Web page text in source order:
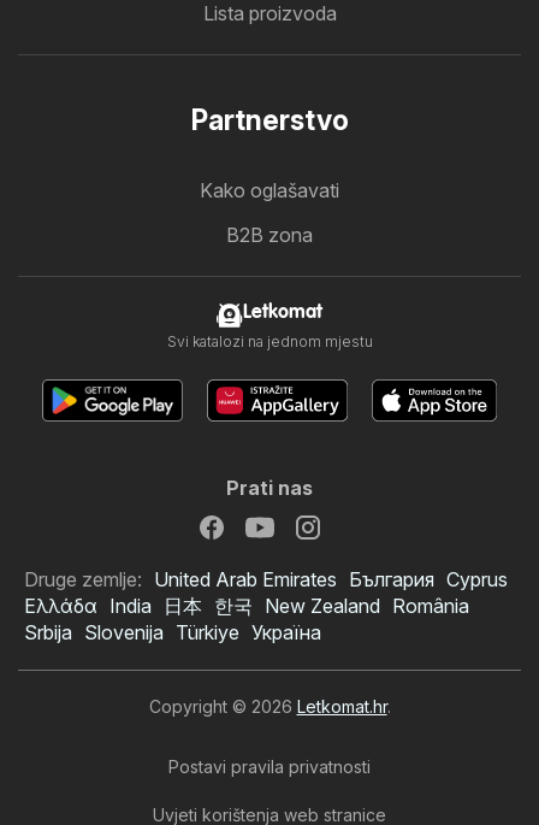
Lista proizvoda
Partnerstvo
Kako oglašavati
B2B zona
Letkomat
Svi katalozi na jednom mjestu
Prati nas
Druge zemlje: United Arab Emirates България Cyprus
Ελλάδα India 日本 한국 New Zealand România
Srbija Slovenija Türkiye Україна
Copyright © 2026 Letkomat.hr.
Postavi pravila privatnosti
Uvjeti korištenja web stranice